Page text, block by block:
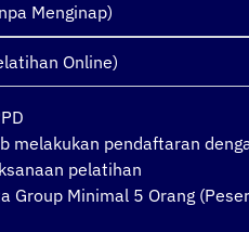
Menginap)
Online)
melakukan pendaftaran
pelatihan
Group Minimal 5 Orang